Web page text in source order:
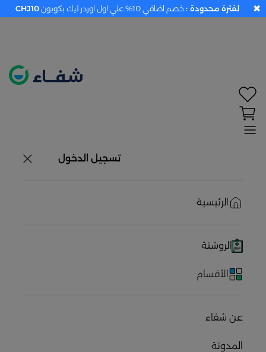
تسجيل الدخول
الرئيسية
الروشتة
الأقسام
عن شفاء
المدونة
لفترة محدودة : خصم اضافي 10% علي اول اوردر ليك بكوبون CHJ10 ✖